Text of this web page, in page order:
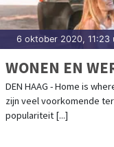
6 oktober 2020, 11:23
WONEN EN
DEN HAAG - Home is
zijn veel voorkomende
populariteit [...]